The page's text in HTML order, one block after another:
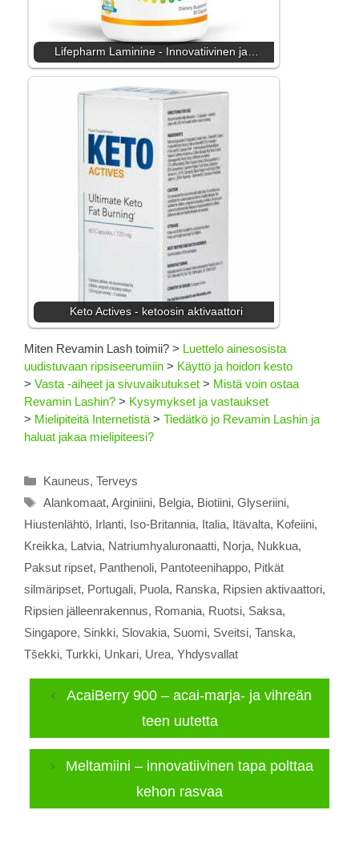
Lifepharm Laminine - Innovatiivinen ja…
Keto Actives - ketoosin aktivaattori
Miten Revamin Lash toimii? > Luettelo ainesosista
uudistuvaan ripsiseerumiin > Käyttö ja hoidon kesto
> Vasta -aiheet ja sivuvaikutukset > Mistä voin ostaa
Revamin Lashin? > Kysymykset ja vastaukset
> Mielipiteitä Internetistä > Tiedätkö jo Revamin Lashin ja
haluat jakaa mielipiteesi?
Kategoriat
Kauneus, Terveys
Avainsanat
Alankomaat, Arginiini, Belgia, Biotiini, Glyseriini,
Hiustenlähtö, Irlanti, Iso-Britannia, Italia, Itävalta, Kofeiini,
Kreikka, Latvia, Natriumhyaluronaatti, Norja, Nukkua,
Paksut ripset, Panthenoli, Pantoteenihappo, Pitkät
silmäripset, Portugali, Puola, Ranska, Ripsien aktivaattori,
Ripsien jälleenrakennus, Romania, Ruotsi, Saksa,
Singapore, Sinkki, Slovakia, Suomi, Sveitsi, Tanska,
Tšekki, Turkki, Unkari, Urea, Yhdysvallat
AcaiBerry 900 – acai-marja- ja vihreän
teen uutetta
Meltamiini – innovatiivinen tapa polttaa
kehon rasvaa